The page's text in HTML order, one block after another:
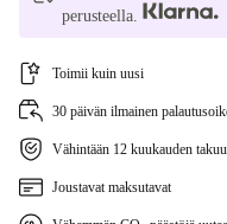
perusteella.
Toimii kuin uusi
30 päivän ilmainen
Vähintään 12 kuukauden takuu
Joustavat maksutavat